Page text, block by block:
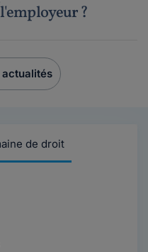
?
actualités
de droit